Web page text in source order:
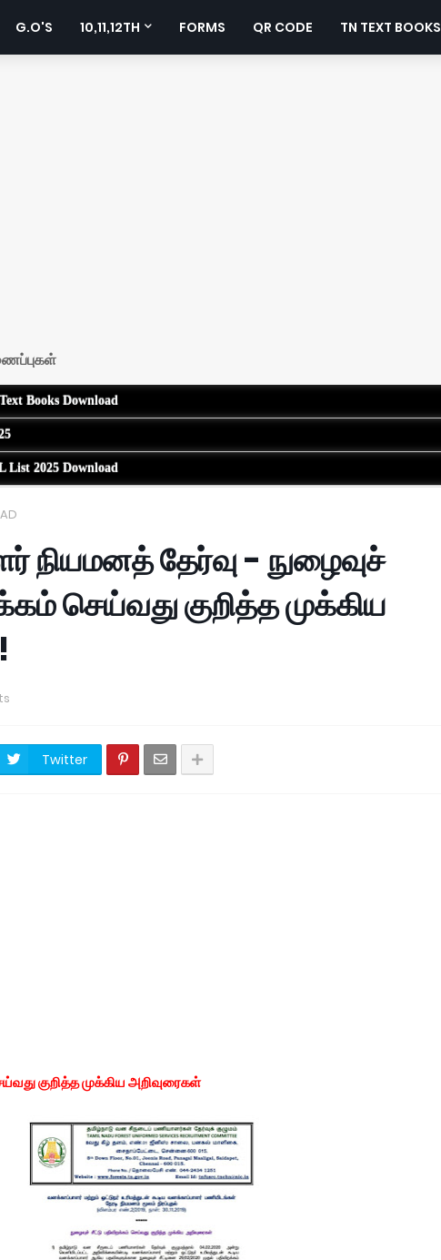
G.O'S 10,11,12TH FORMS QR CODE TN TEXT BOOKS
Books Download
List 2025 Download
நியமனத் தேர்வு - நுழைவுச்
செய்வது குறித்த முக்கிய
Twitter
குறித்த முக்கிய அறிவுரைகள்